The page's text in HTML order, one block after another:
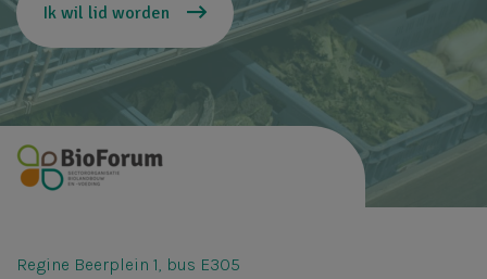
Ik wil lid worden
Regine Beerplein 1, bus E305